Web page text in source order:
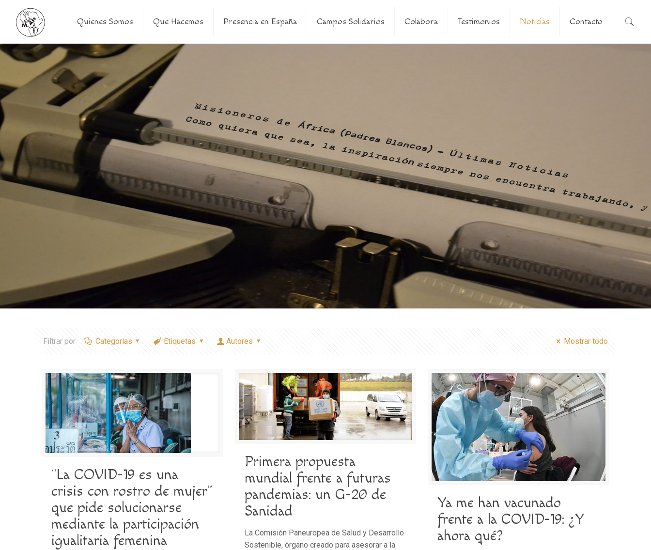
Quienes Somos Que Hacemos Presencia en España Campos Solidarios Colabora Testimonios Noticias Contacto
Filtrar por Categorias Etiquetas Autores Mostrar todo
“La COVID-19 es una
crisis con rostro de mujer”
que pide solucionarse
mediante la participación
igualitaria femenina
Primera propuesta
mundial frente a futuras
pandemias: un G-20 de
Sanidad
La Comisión Paneuropea de Salud y Desarrollo
Sostenible, órgano creado para asesorar a la
Ya me han vacunado
frente a la COVID-19: ¿Y
ahora qué?